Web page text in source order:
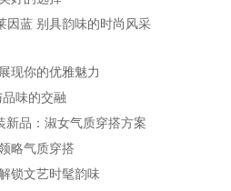
因蓝 别具韵味的时尚风采
现你的优雅魅力
味的交融
新品：淑女气质穿搭方案
略气质穿搭
锁文艺时髦韵味